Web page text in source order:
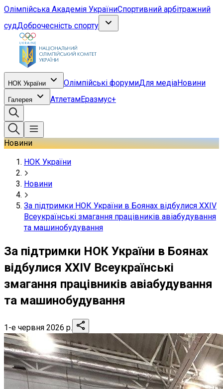
Олімпійська Академія УкраїниСпортивний арбітражний
судДоброчесність спорту
НОК України Олімпійські форумиДля медіаНовини
Галерея АтлетамЕразмус+
Новини
НОК України
Новини
За підтримки НОК України в Боянах відбулися XXIV
Всеукраїнські змагання працівників авіабудування
та машинобудування
За підтримки НОК України в Боянах
відбулися XXIV Всеукраїнські
змагання працівників авіабудування
та машинобудування
1-е червня 2026 р.